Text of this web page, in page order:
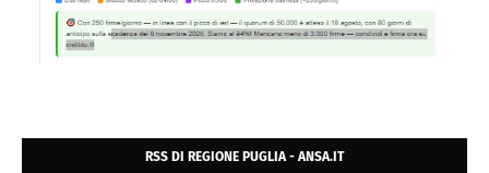
RSS DI REGIONE PUGLIA - ANSA.IT